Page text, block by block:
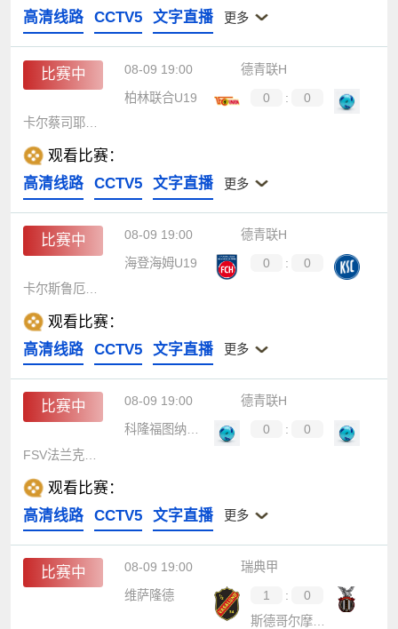
高清线路
CCTV5 文字直播 更多
比赛中 08-09 19:00
德青联H
柏林联合U19
0 :
0
观看比赛：
高清线路
CCTV5 文字直播 更多
比赛中 08-09 19:00
德青联H
海登海姆U19
0 :
0
观看比赛：
高清线路
CCTV5 文字直播 更多
比赛中 08-09 19:00
德青联H
0 :
0
观看比赛：
高清线路
CCTV5 文字直播 更多
比赛中 08-09 19:00
瑞典甲
维萨隆德
1 :
0
斯德哥尔摩国际